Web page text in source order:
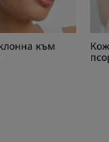
към